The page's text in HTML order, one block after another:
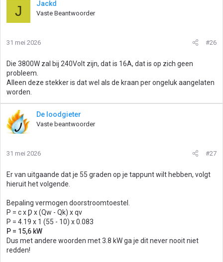
J Jackd
Vaste Beantwoorder
31 mei 2026 #26
Die 3800W zal bij 240Volt zijn, dat is 16A, dat is op zich geen
probleem.
Alleen deze stekker is dat wel als de kraan per ongeluk aangelaten
worden.
De loodgieter
Vaste beantwoorder
31 mei 2026 #27
Er van uitgaande dat je 55 graden op je tappunt wilt hebben, volgt
hieruit het volgende.
Bepaling vermogen doorstroomtoestel.
P = c x Ƿ x (Qw - Qk) x qv
P = 4.19 x 1 (55 - 10) x 0.083
P = 15,6 kW
Dus met andere woorden met 3.8 kW ga je dit never nooit niet
redden!